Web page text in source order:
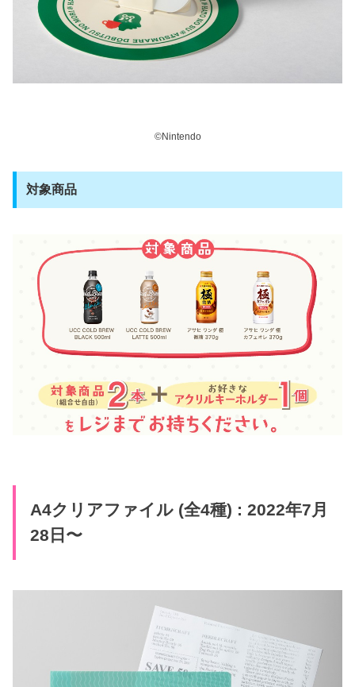
©Nintendo
対象商品
A4クリアファイル (全4種) : 2022年7月
28日〜